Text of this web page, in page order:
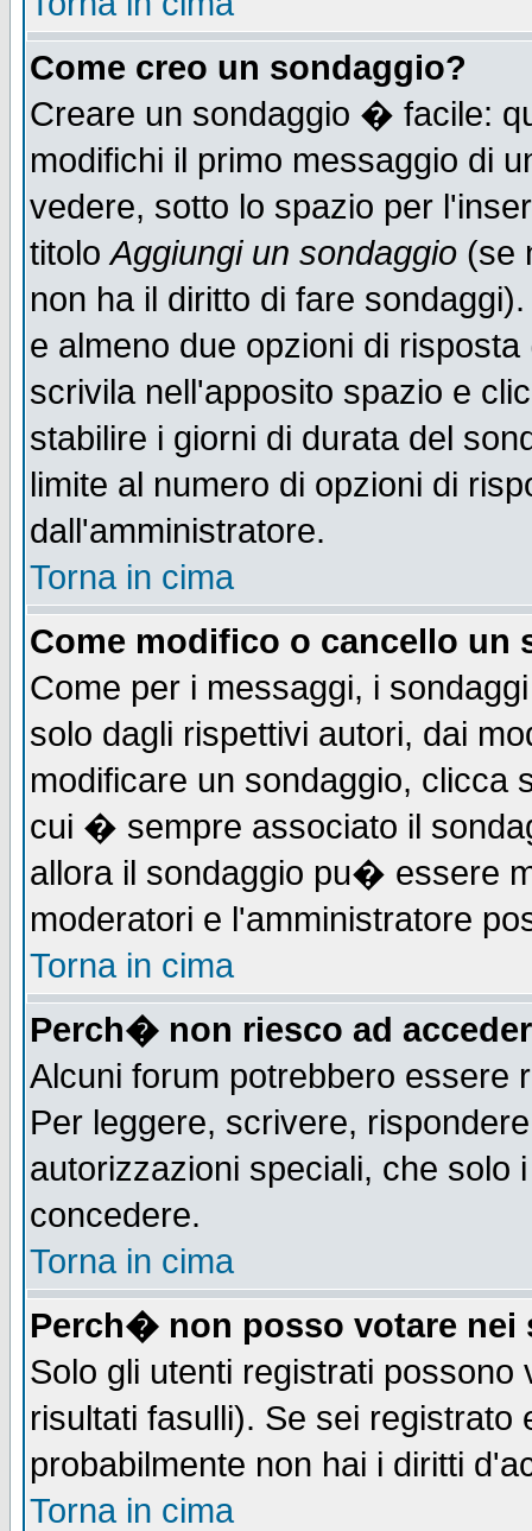
Come creo un sondaggio?
Creare un sondaggio � facile:
modifichi il primo messaggio di
vedere, sotto lo spazio per
titoloAggiungi un sondaggio (se
non ha il diritto di fare
e almeno due opzioni di
scrivila nell'apposito spazio e
stabilire i giorni di durata del
limite al numero di opzioni di
dall'amministratore.
Torna in cima
Come modifico o cancello un
Come per i messaggi, i
solo dagli rispettivi autori, dai
modificare un sondaggio, clicca
cui � sempre associato il
allora il sondaggio pu� essere
moderatori e l'amministratore
Torna in cima
Perch� non riesco ad
Alcuni forum potrebbero essere
Per leggere, scrivere,
autorizzazioni speciali, che solo
concedere.
Torna in cima
Perch� non posso votare nei
Solo gli utenti registrati
risultati fasulli). Se sei
probabilmente non hai i diritti
Torna in cima